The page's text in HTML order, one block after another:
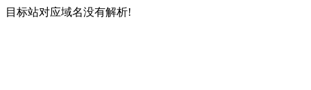
目标站对应域名没有解析!